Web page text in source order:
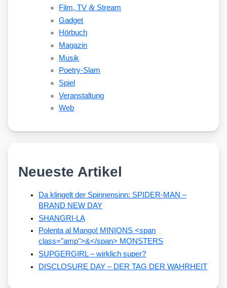
Film, TV&Stream
Gadget
Hörbuch
Magazin
Musik
Poetry-Slam
Spiel
Veranstaltung
Web
Neueste Artikel
Da klingelt der Spinnensinn: SPIDER-MAN –
BRAND NEW DAY
SHANGRI-LA
Polenta al Mango! MINIONS <span
class="amp">&</span> MONSTERS
SUPGERGIRL – wirklich super?
DISCLOSURE DAY – DER TAG DER WAHRHEIT